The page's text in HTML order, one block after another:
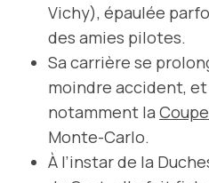
Vichy), épaulée
des amies pilotes.
Sa carrière se
moindre accident,
notamment la
Monte-Carlo.
À l’instar de la